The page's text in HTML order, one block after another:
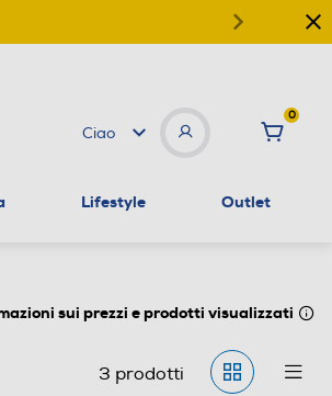
Ciao
0
Lifestyle Outlet
sui prezzi e prodotti visualizzati
3 prodotti